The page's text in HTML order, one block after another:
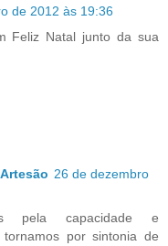
de 2012 às 19:36
Feliz Natal junto da sua
26 de dezembro
pela capacidade e
por sintonia de